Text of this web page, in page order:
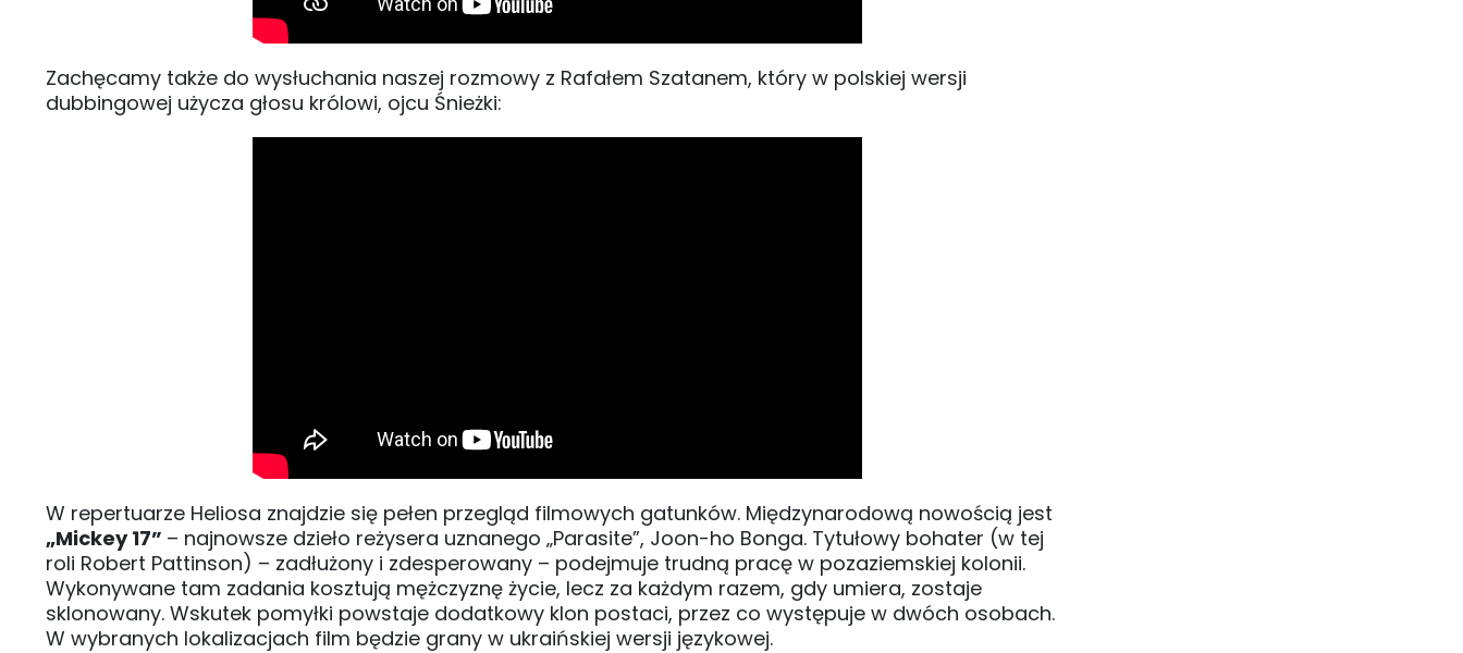
Zachęcamy także do wysłuchania naszej rozmowy z Rafałem Szatanem, który w polskiej wersji
dubbingowej użycza głosu królowi, ojcu Śnieżki:
W repertuarze Heliosa znajdzie się pełen przegląd filmowych gatunków. Międzynarodową nowością jest
„Mickey 17” – najnowsze dzieło reżysera uznanego „Parasite”, Joon-ho Bonga. Tytułowy bohater (w tej
roli Robert Pattinson) – zadłużony i zdesperowany – podejmuje trudną pracę w pozaziemskiej kolonii.
Wykonywane tam zadania kosztują mężczyznę życie, lecz za każdym razem, gdy umiera, zostaje
sklonowany. Wskutek pomyłki powstaje dodatkowy klon postaci, przez co występuje w dwóch osobach.
W wybranych lokalizacjach film będzie grany w ukraińskiej wersji językowej.